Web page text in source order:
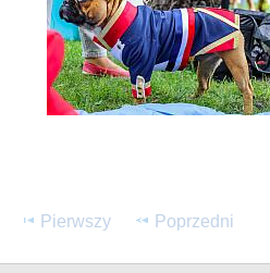
Pierwszy Poprzedni